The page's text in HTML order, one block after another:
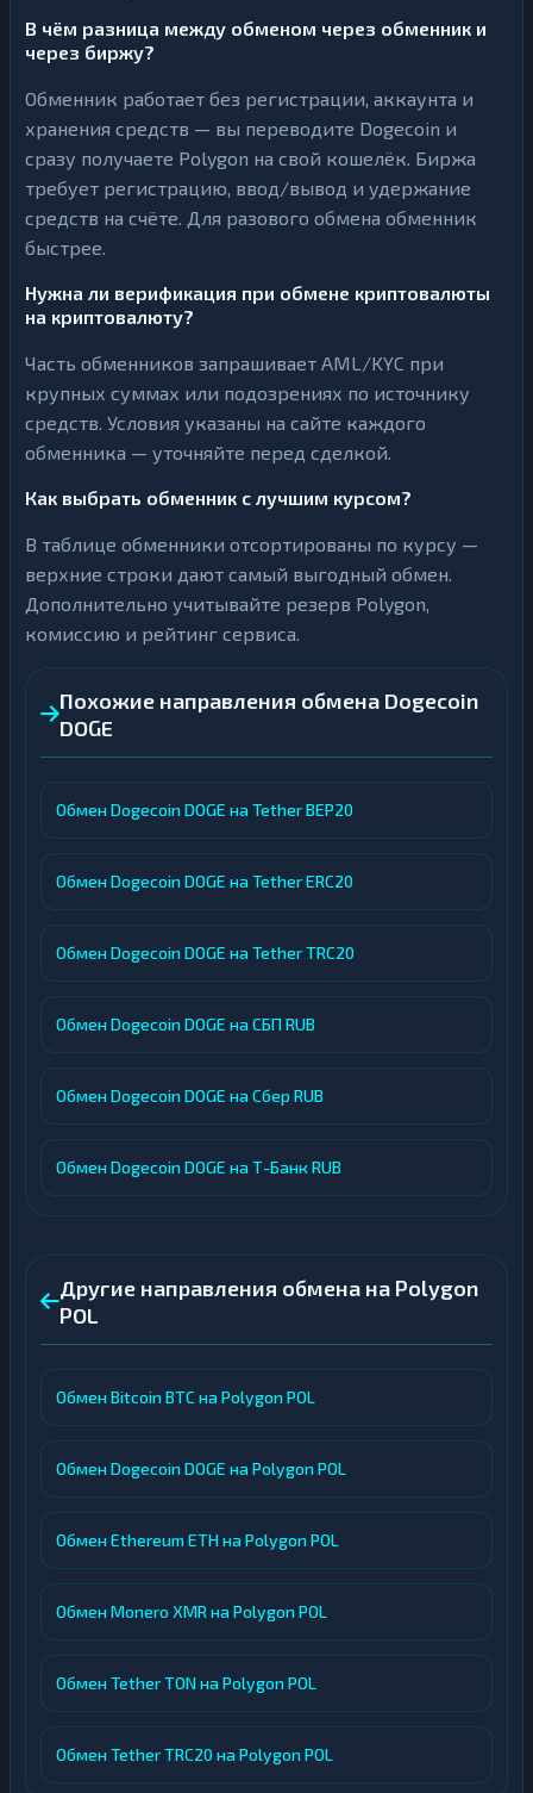
В чём разница между обменом через обменник и
через биржу?
Обменник работает без регистрации, аккаунта и
хранения средств — вы переводите Dogecoin и
сразу получаете Polygon на свой кошелёк. Биржа
требует регистрацию, ввод/вывод и удержание
средств на счёте. Для разового обмена обменник
быстрее.
Нужна ли верификация при обмене криптовалюты
на криптовалюту?
Часть обменников запрашивает AML/KYC при
крупных суммах или подозрениях по источнику
средств. Условия указаны на сайте каждого
обменника — уточняйте перед сделкой.
Как выбрать обменник с лучшим курсом?
В таблице обменники отсортированы по курсу —
верхние строки дают самый выгодный обмен.
Дополнительно учитывайте резерв Polygon,
комиссию и рейтинг сервиса.
Похожие направления обмена Dogecoin
DOGE
Обмен Dogecoin DOGE на Tether BEP20
Обмен Dogecoin DOGE на Tether ERC20
Обмен Dogecoin DOGE на Tether TRC20
Обмен Dogecoin DOGE на СБП RUB
Обмен Dogecoin DOGE на Сбер RUB
Обмен Dogecoin DOGE на Т-Банк RUB
Другие направления обмена на Polygon
POL
Обмен Bitcoin BTC на Polygon POL
Обмен Dogecoin DOGE на Polygon POL
Обмен Ethereum ETH на Polygon POL
Обмен Monero XMR на Polygon POL
Обмен Tether TON на Polygon POL
Обмен Tether TRC20 на Polygon POL